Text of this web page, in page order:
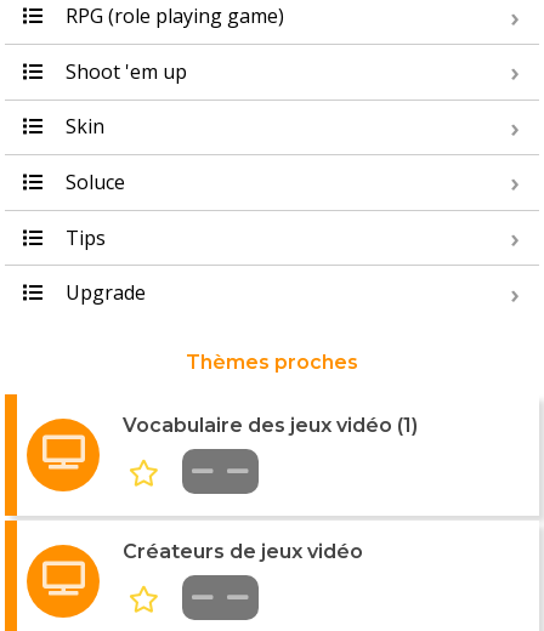
RPG (role playing game)
Shoot 'em up
Skin
Soluce
Tips
Upgrade
Thèmes proches
Vocabulaire des jeux vidéo (1)
Créateurs de jeux vidéo